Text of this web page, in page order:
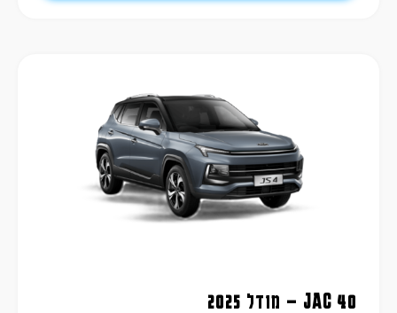
JAC 40 – מודל 2025